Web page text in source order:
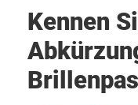
Kennen